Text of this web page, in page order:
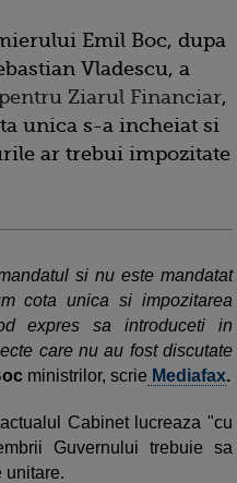
Emil Boc, dupa
Vladescu, a
Ziarul Financiar,
unica s-a incheiat si
ar trebui impozitate
si nu este mandatat
cota unica si impozitarea
expres sa introduceti in
care nu au fost discutate
ministrilor, scrie Mediafax.
Cabinet lucreaza "cu
Guvernului trebuie sa
unitare.